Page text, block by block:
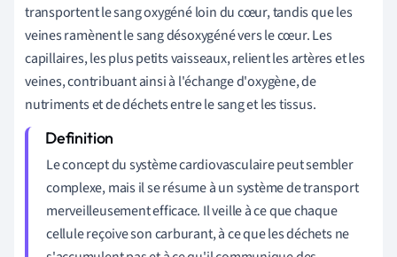
transportent le sang oxygéné loin du cœur, tandis que les
veines ramènent le sang désoxygéné vers le cœur. Les
capillaires, les plus petits vaisseaux, relient les artères et les
veines, contribuant ainsi à l'échange d'oxygène, de
nutriments et de déchets entre le sang et les tissus.
Le concept du système cardiovasculaire peut sembler
complexe, mais il se résume à un système de transport
merveilleusement efficace. Il veille à ce que chaque
cellule reçoive son carburant, à ce que les déchets ne